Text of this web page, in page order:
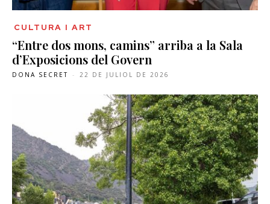
CULTURA I ART
“Entre dos mons, camins” arriba a la Sala
d’Exposicions del Govern
DONA SECRET - 22 DE JULIOL DE 2026